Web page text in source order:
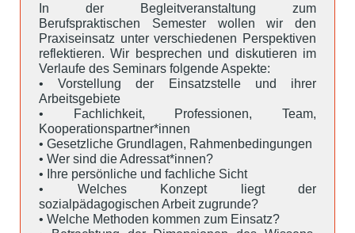
In der Begleitveranstaltung zum
Berufspraktischen Semester wollen wir den
Praxiseinsatz unter verschiedenen Perspektiven
reflektieren. Wir besprechen und diskutieren im
Verlaufe des Seminars folgende Aspekte:
• Vorstellung der Einsatzstelle und ihrer
Arbeitsgebiete
• Fachlichkeit, Professionen, Team,
Kooperationspartner*innen
• Gesetzliche Grundlagen, Rahmenbedingungen
• Wer sind die Adressat*innen?
• Ihre persönliche und fachliche Sicht
• Welches Konzept liegt der
sozialpädagogischen Arbeit zugrunde?
• Welche Methoden kommen zum Einsatz?